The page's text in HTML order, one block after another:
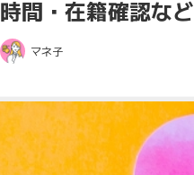
時間・在籍確認など
マネ子